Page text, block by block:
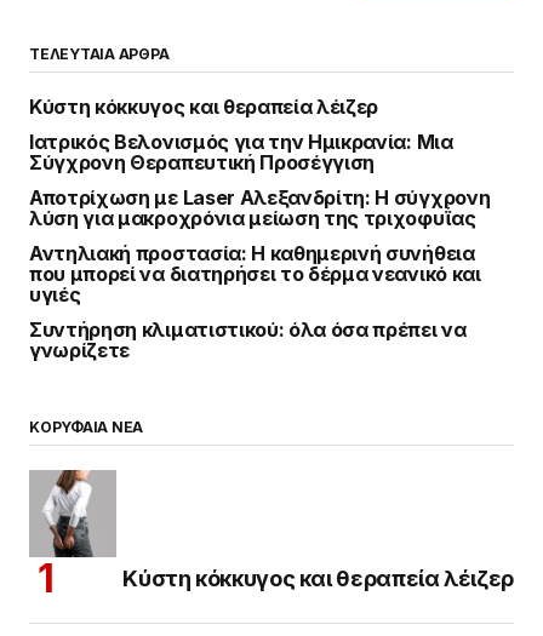
ΤΕΛΕΥΤΑΙΑ ΑΡΘΡΑ
Κύστη κόκκυγος και θεραπεία λέιζερ
Ιατρικός Βελονισμός για την Ημικρανία: Μια
Σύγχρονη Θεραπευτική Προσέγγιση
Αποτρίχωση με Laser Αλεξανδρίτη: Η σύγχρονη
λύση για μακροχρόνια μείωση της τριχοφυΐας
Αντηλιακή προστασία: Η καθημερινή συνήθεια
που μπορεί να διατηρήσει το δέρμα νεανικό και
υγιές
Συντήρηση κλιματιστικού: όλα όσα πρέπει να
γνωρίζετε
ΚΟΡΥΦΑΙΑ ΝΕΑ
Κύστη κόκκυγος και θεραπεία λέιζερ